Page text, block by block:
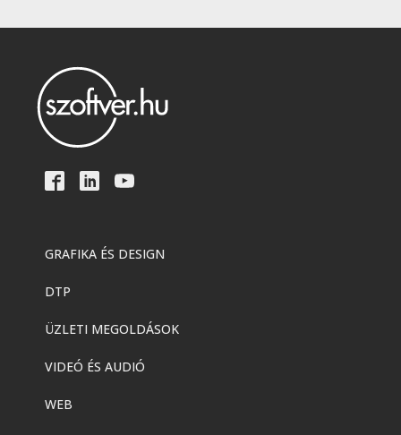
GRAFIKA ÉS DESIGN
DTP
ÜZLETI MEGOLDÁSOK
VIDEÓ ÉS AUDIÓ
WEB